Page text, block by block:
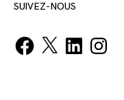
SUIVEZ-NOUS
Facebook
X LinkedInInstagram